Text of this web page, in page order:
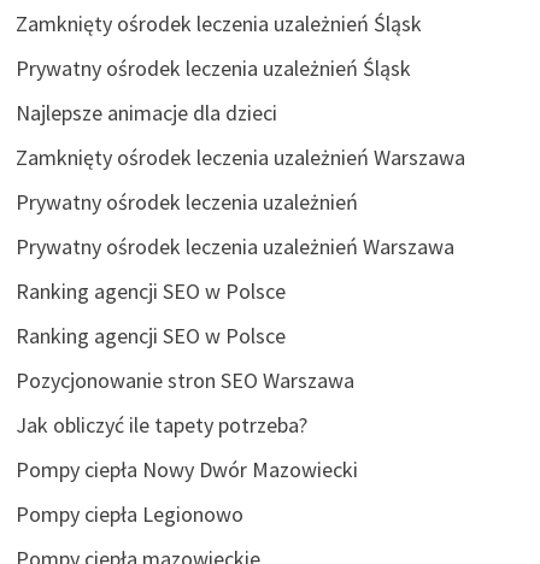
Zamknięty ośrodek leczenia uzależnień Śląsk
Prywatny ośrodek leczenia uzależnień Śląsk
Najlepsze animacje dla dzieci
Zamknięty ośrodek leczenia uzależnień Warszawa
Prywatny ośrodek leczenia uzależnień
Prywatny ośrodek leczenia uzależnień Warszawa
Ranking agencji SEO w Polsce
Ranking agencji SEO w Polsce
Pozycjonowanie stron SEO Warszawa
Jak obliczyć ile tapety potrzeba?
Pompy ciepła Nowy Dwór Mazowiecki
Pompy ciepła Legionowo